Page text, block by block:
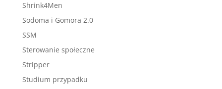
Shrink4Men
Sodoma i Gomora 2.0
SSM
Sterowanie społeczne
Stripper
Studium przypadku